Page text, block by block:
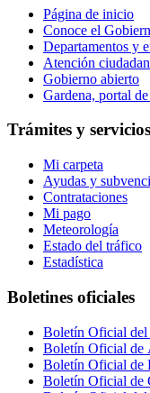
Página de inicio
Conoce el
Departamentos y
Atención
Gobierno abierto
Gardena, portal
Trámites y servicios
Mi carpeta
Ayudas y
Contrataciones
Mi pago
Meteorología
Estado del tráfico
Estadística
Boletines oficiales
Boletín Oficial del
Boletín Oficial de
Boletín Oficial de
Boletín Oficial de